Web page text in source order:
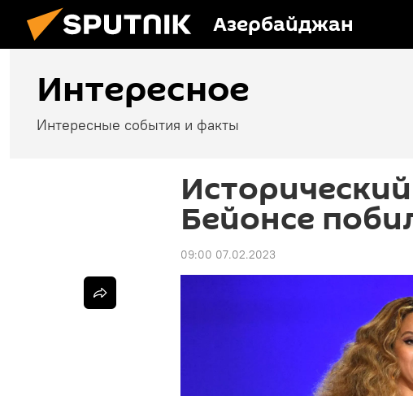
Азербайджан
Интересное
Интересные события и факты
Бейонсе
09:00 07.02.2023